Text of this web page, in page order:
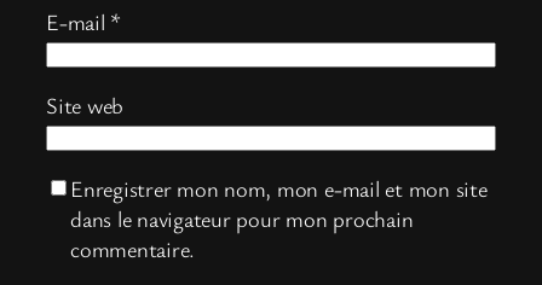
E-mail *
Site web
Enregistrer mon nom, mon e-mail et mon site
dans le navigateur pour mon prochain
commentaire.